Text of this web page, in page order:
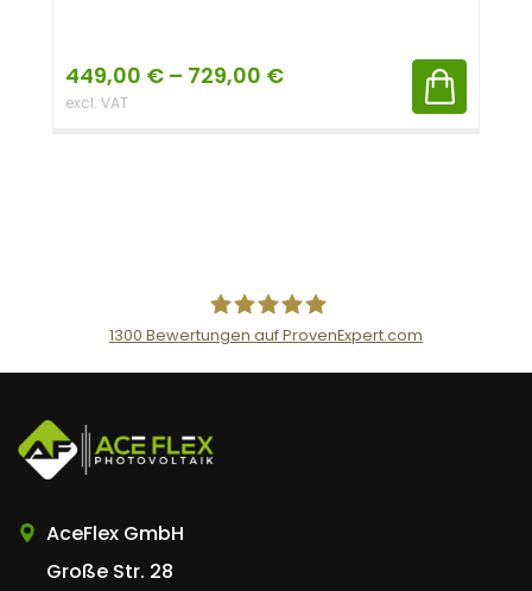
449,00 € – 729,00 €
excl. VAT
AceFlex GmbH
1300 Bewertungen auf ProvenExpert.com
AceFlex GmbH
Große Str. 28